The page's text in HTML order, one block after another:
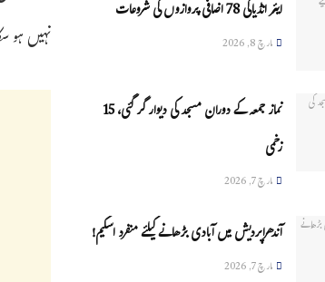
نہیں ہو
ایئر انڈیاکی 78 اضافی پروازوں کی شروعات
مارچ 8, 2026
نماز جمعہ کے دوران مسجد کی دیوار گر گئی، 15
زخمی
مارچ 7, 2026
آندھراپردیش میں آبادی بڑھانے کیلئے منفرد اسکیم!
مارچ 7, 2026